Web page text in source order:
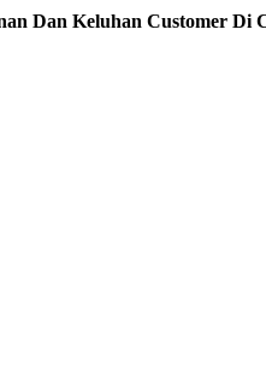
Dan Keluhan Customer Di